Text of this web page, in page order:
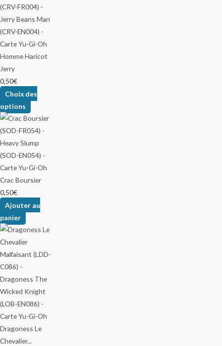
Homme Haricot
Jerry
0,50€
Choix des
options
Crac Boursier
0,50€
Ajouter au
panier
Dragoness Le
Chevalier...